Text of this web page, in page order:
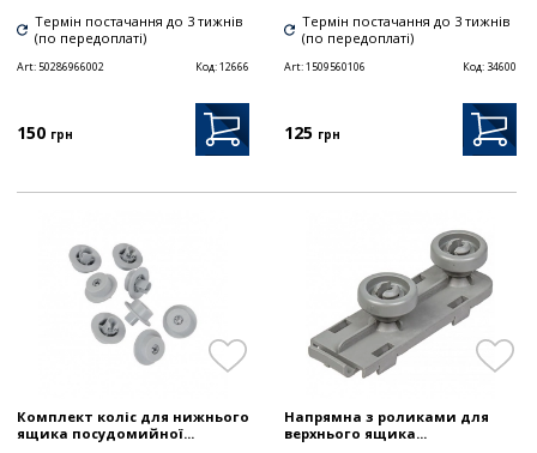
Термін постачання до 3 тижнів
(по передоплаті)
Art:50286966002 Код:12666
150 грн
Термін постачання до 3 тижнів
(по передоплаті)
Art:1509560106 Код: 34600
125 грн
Комплект коліс для нижнього
ящика посудомийної...
Напрямна з роликами для
верхнього ящика...